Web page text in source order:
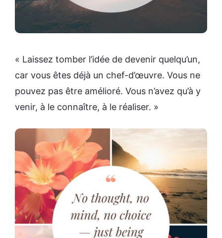
« Laissez tomber l’idée de devenir quelqu’un,
car vous êtes déjà un chef-d’œuvre. Vous ne
pouvez pas être amélioré. Vous n’avez qu’à y
venir, à le connaître, à le réaliser. »